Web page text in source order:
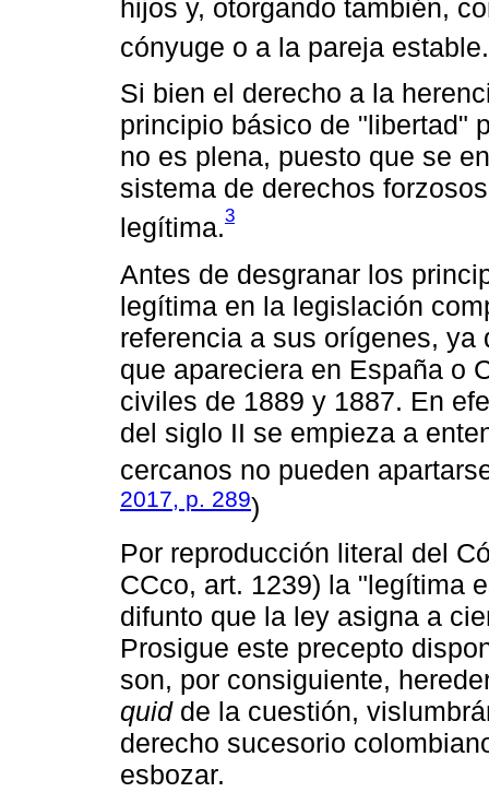
hijos y, otorgando también,
cónyuge o a la pareja estable.
Si bien el derecho a la
principio básico de "libertad"
no es plena, puesto que se
sistema de derechos
legítima.3
Antes de desgranar los
legítima en la legislación
referencia a sus orígenes,
que apareciera en España o
civiles de 1889 y 1887. En
del siglo II se empieza a
cercanos no pueden
2017, p. 289)
Por reproducción literal del
CCco, art. 1239) la "legítima
difunto que la ley asigna a
Prosigue este precepto
son, por consiguiente,
quidde la cuestión,
derecho sucesorio
esbozar.